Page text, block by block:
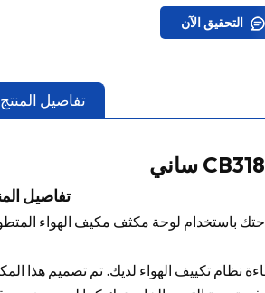
التحقيق الآن
تفاصيل المنتج
تفاصيل
باستخدام لوحة مكثف مكيف الهواء
نظام تكييف الهواء لديك. تم تصميم هذا